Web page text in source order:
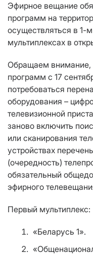
Эфирное вещание
программ на
осуществляться в 1-
мультиплексах в
Обращаем внимание,
программ с 17
потребоваться
оборудования –
телевизионной
заново включить
или сканирования
устройствах
(очередность)
обязательный
эфирного
Первый мультиплекс:
«Беларусь 1».